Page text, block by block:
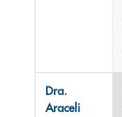
Dra.
Araceli